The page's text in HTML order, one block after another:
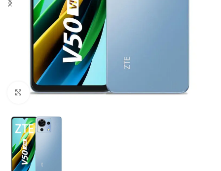
Click to enlarge